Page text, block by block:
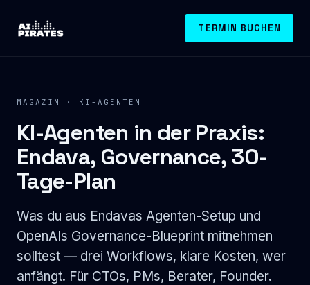
TERMIN BUCHEN
MAGAZIN · KI-AGENTEN
KI-Agenten in der Praxis:
Endava, Governance, 30-
Tage-Plan
Was du aus Endavas Agenten-Setup und
OpenAIs Governance-Blueprint mitnehmen
solltest — drei Workflows, klare Kosten, wer
anfängt. Für CTOs, PMs, Berater, Founder.